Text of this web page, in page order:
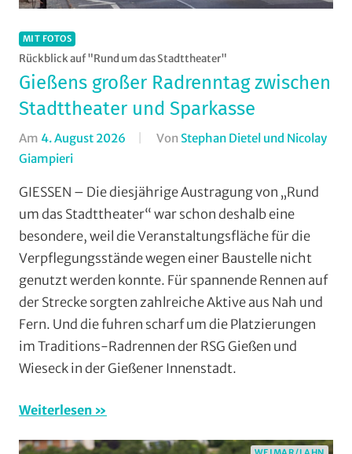
MIT FOTOS
Rückblick auf "Rund um das Stadttheater"
Gießens großer Radrenntag zwischen
Stadttheater und Sparkasse
Am 4. August 2026 Von Stephan Dietel und Nicolay
Giampieri
Top
News,
Gießen,
Jedermann,
Mit
Fotos,
Multimedia,
Orte,
Wieseck,
GIESSEN – Die diesjährige Austragung von „Rund
um das Stadttheater“ war schon deshalb eine
besondere, weil die Veranstaltungsfläche für die
Verpflegungsstände wegen einer Baustelle nicht
genutzt werden konnte. Für spannende Rennen auf
der Strecke sorgten zahlreiche Aktive aus Nah und
Fern. Und die fuhren scharf um die Platzierungen
im Traditions-Radrennen der RSG Gießen und
Wieseck in der Gießener Innenstadt.
Weiterlesen